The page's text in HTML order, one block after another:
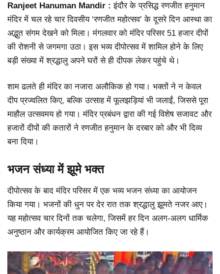
Ranjeet Hanuman Mandir : इंदौर के प्रसिद्ध रणजीत हनुमान
मंदिर में चल रहे चार दिवसीय ‘रणजीत महोत्सव’ के दूसरे दिन आस्था का
अद्भुत संगम देखने को मिला। मंगलवार को मंदिर परिसर 51 हजार दीपों
की रोशनी से जगमगा उठा। इस भव्य दीपोत्सव में शामिल होने के लिए
बड़ी संख्या में श्रद्धालु अपने घरों से ही दीपक लेकर पहुंचे थे।
शाम ढलते ही मंदिर का नजारा अलौकिक हो गया। भक्तों ने न केवल
दीप प्रज्वलित किए, बल्कि उत्साह में फूलझड़ियां भी जलाईं, जिससे पूरा
माहौल उत्सवमय हो गया। मंदिर प्रबंधन द्वारा की गई विशेष सजावट और
हजारों दीपों की कतारों ने रणजीत हनुमान के दरबार को और भी दिव्य
बना दिया।
भजन संध्या में झूमे भक्त
दीपोत्सव के बाद मंदिर परिसर में एक भव्य भजन संध्या का आयोजन
किया गया। भजनों की धुन पर देर रात तक श्रद्धालु झूमते नजर आए।
यह महोत्सव चार दिनों तक चलेगा, जिसमें हर दिन अलग-अलग धार्मिक
अनुष्ठान और कार्यक्रम आयोजित किए जा रहे हैं।